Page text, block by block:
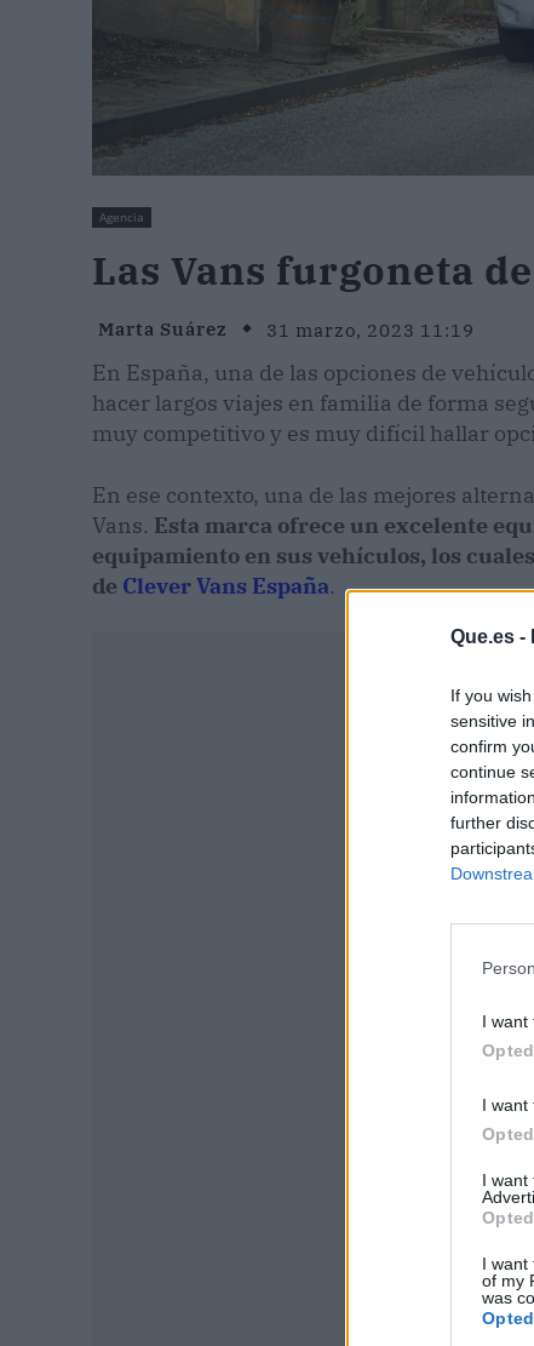
Que.es -
If you
sensitive
confirm
continue
further
I want
I want
I want
I want
of my
was
Agencia
Las Vans furgoneta
Marta Suárez 31 marzo, 2023 11:19
En España, una de las opciones de
hacer largos viajes en familia de forma
muy competitivo y es muy difícil hallar
En ese contexto, una de las mejores
Vans. Esta marca ofrece un excelente
equipamiento en sus vehículos, los
de Clever Vans España.